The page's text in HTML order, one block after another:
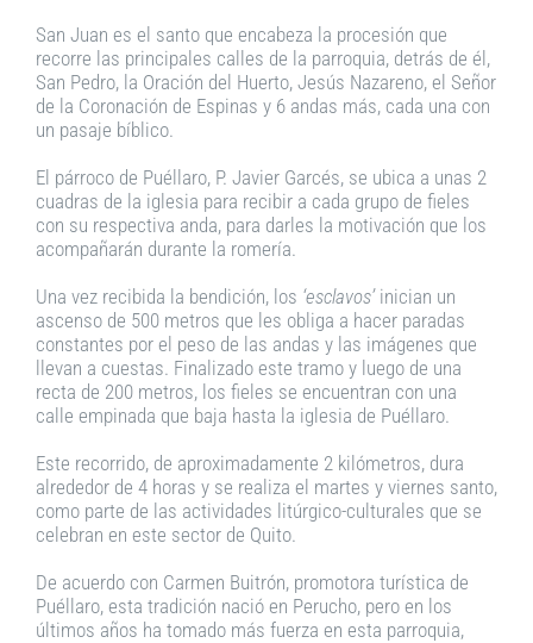
San Juan es el santo que encabeza la procesión que
recorre las principales calles de la parroquia, detrás de él,
San Pedro, la Oración del Huerto, Jesús Nazareno, el Señor
de la Coronación de Espinas y 6 andas más, cada una con
un pasaje bíblico.
El párroco de Puéllaro, P. Javier Garcés, se ubica a unas 2
cuadras de la iglesia para recibir a cada grupo de fieles
con su respectiva anda, para darles la motivación que los
acompañarán durante la romería.
Una vez recibida la bendición, los ‘esclavos’inician un
ascenso de 500 metros que les obliga a hacer paradas
constantes por el peso de las andas y las imágenes que
llevan a cuestas. Finalizado este tramo y luego de una
recta de 200 metros, los fieles se encuentran con una
calle empinada que baja hasta la iglesia de Puéllaro.
Este recorrido, de aproximadamente 2 kilómetros, dura
alrededor de 4 horas y se realiza el martes y viernes santo,
como parte de las actividades litúrgico-culturales que se
celebran en este sector de Quito.
De acuerdo con Carmen Buitrón, promotora turística de
Puéllaro, esta tradición nació en Perucho, pero en los
últimos años ha tomado más fuerza en esta parroquia,